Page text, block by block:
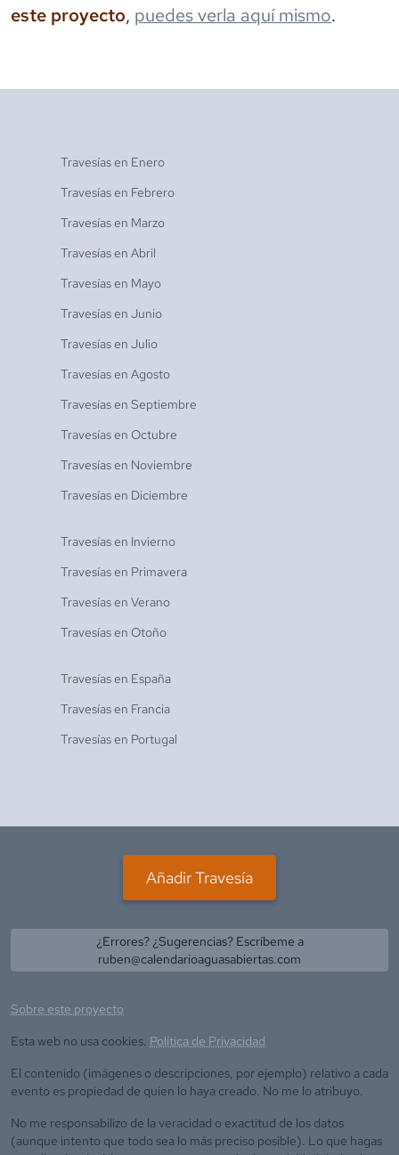
este proyecto, puedes verla aquí mismo.
Travesías en Enero
Travesías en Febrero
Travesías en Marzo
Travesías en Abril
Travesías en Mayo
Travesías en Junio
Travesías en Julio
Travesías en Agosto
Travesías en Septiembre
Travesías en Octubre
Travesías en Noviembre
Travesías en Diciembre
Travesías en Invierno
Travesías en Primavera
Travesías en Verano
Travesías en Otoño
Travesías en España
Travesías en Francia
Travesías en Portugal
Añadir Travesía
¿Errores? ¿Sugerencias? Escríbeme a
ruben@calendarioaguasabiertas.com
Sobre este proyecto
Esta web no usa cookies. Política de Privacidad
El contenido (imágenes o descripciones, por ejemplo) relativo a cada
evento es propiedad de quien lo haya creado. No me lo atribuyo.
No me responsabilizo de la veracidad o exactitud de los datos
(aunque intento que todo sea lo más preciso posible). Lo que hagas